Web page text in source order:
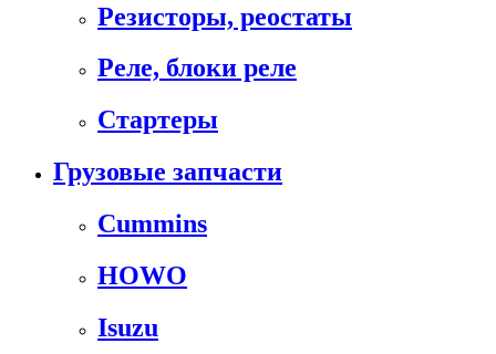
Резисторы, реостаты
Реле, блоки реле
Стартеры
Грузовые запчасти
Cummins
HOWO
Isuzu